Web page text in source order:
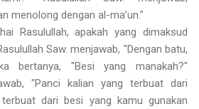
menolong dengan al-ma’un."
Rasulullah, apakah yang dimaksud
Saw. menjawab, "Dengan batu,
bertanya, "Besi yang manakah?"
"Panci kalian yang terbuat dari
dari besi yang kamu gunakan